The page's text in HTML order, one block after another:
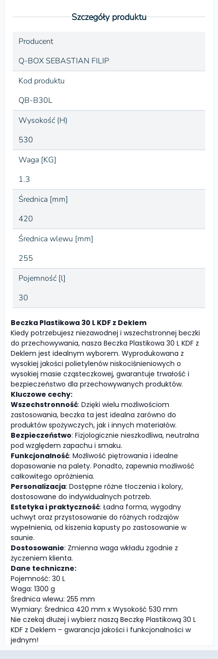
Szczegóły produktu
Producent
Q-BOX SEBASTIAN FILIP
Kod produktu
QB-B30L
Wysokość (H)
530
Waga [KG]
1.3
Średnica [mm]
420
Średnica wlewu [mm]
255
Pojemność [l]
30
Beczka Plastikowa 30 L KDF z Deklem
Kiedy potrzebujesz niezawodnej i wszechstronnej beczki
do przechowywania, nasza Beczka Plastikowa 30 L KDF z
Deklem jest idealnym wyborem. Wyprodukowana z
wysokiej jakości polietylenów niskociśnieniowych o
wysokiej masie cząsteczkowej, gwarantuje trwałość i
bezpieczeństwo dla przechowywanych produktów.
Kluczowe cechy:
Wszechstronność: Dzięki wielu możliwościom
zastosowania, beczka ta jest idealna zarówno do
produktów spożywczych, jak i innych materiałów.
Bezpieczeństwo: Fizjologicznie nieszkodliwa, neutralna
pod względem zapachu i smaku.
Funkcjonalność: Możliwość piętrowania i idealne
dopasowanie na palety. Ponadto, zapewnia możliwość
całkowitego opróżnienia.
Personalizacja: Dostępne różne tłoczenia i kolory,
dostosowane do indywidualnych potrzeb.
Estetyka i praktyczność: Ładna forma, wygodny
uchwyt oraz przystosowanie do różnych rodzajów
wypełnienia, od kiszenia kapusty po zastosowanie w
saunie.
Dostosowanie: Zmienna waga wkładu zgodnie z
życzeniem klienta.
Dane techniczne:
Pojemność: 30 L
Waga: 1300 g
Średnica wlewu: 255 mm
Wymiary: Średnica 420 mm x Wysokość 530 mm
Nie czekaj dłużej i wybierz naszą Beczkę Plastikową 30 L
KDF z Deklem – gwarancja jakości i funkcjonalności w
jednym!